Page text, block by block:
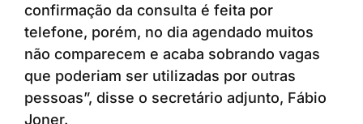
confirmação da consulta é feita por
telefone, porém, no dia agendado muitos
não comparecem e acaba sobrando vagas
que poderiam ser utilizadas por outras
pessoas”, disse o secretário adjunto, Fábio
Joner.